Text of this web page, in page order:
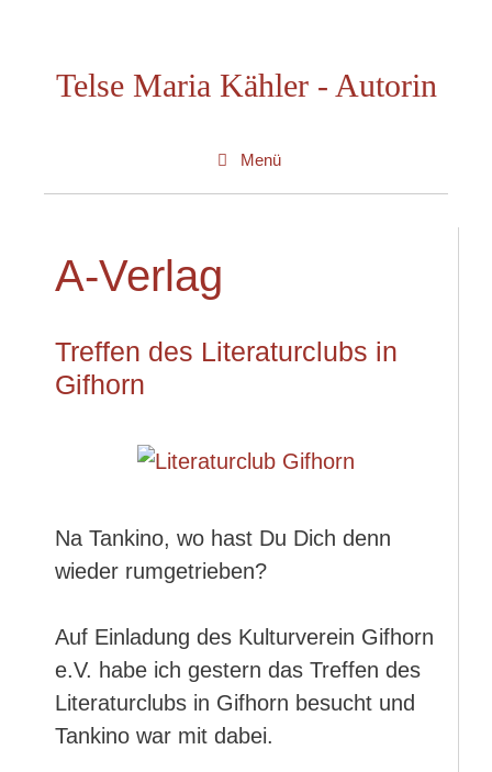
springenTelse Maria Kähler - Autorin
Menü
A-Verlag
Treffen des Literaturclubs in
Gifhorn
Na Tankino, wo hast Du Dich denn
wieder rumgetrieben?
Auf Einladung des Kulturverein Gifhorn
e.V. habe ich gestern das Treffen des
Literaturclubs in Gifhorn besucht und
Tankino war mit dabei.